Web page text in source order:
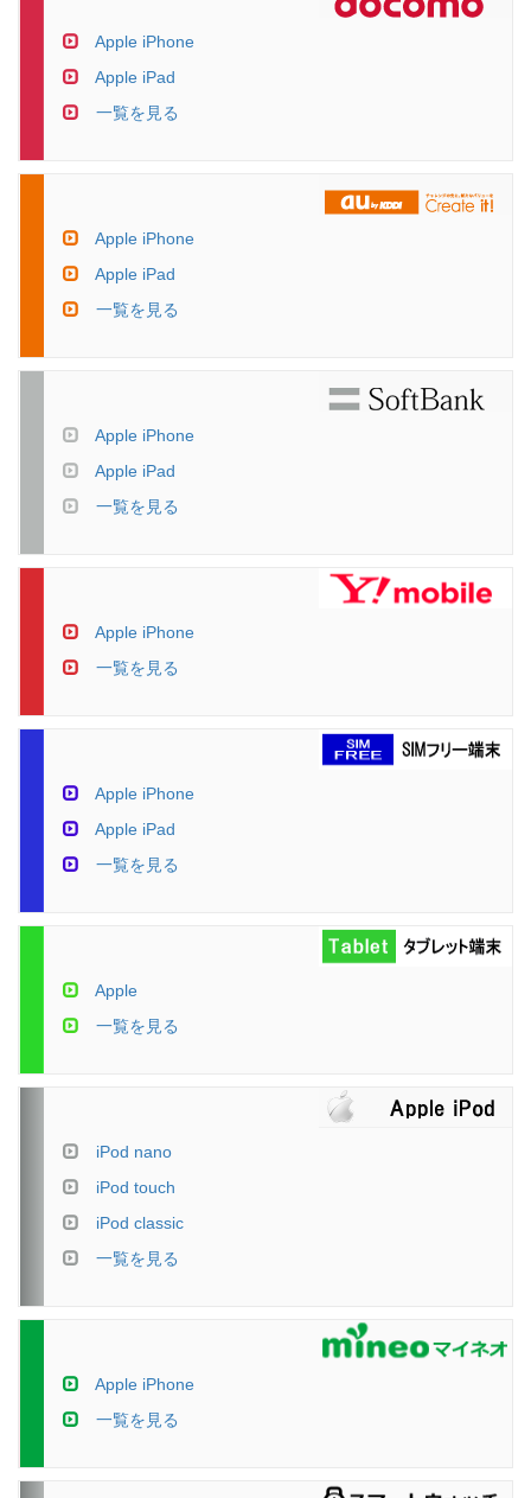
Apple iPhone
Apple iPad
一覧を見る
Apple iPhone
Apple iPad
一覧を見る
Apple iPhone
Apple iPad
一覧を見る
Apple iPhone
一覧を見る
Apple iPhone
Apple iPad
一覧を見る
Apple
一覧を見る
iPod nano
iPod touch
iPod classic
一覧を見る
Apple iPhone
一覧を見る